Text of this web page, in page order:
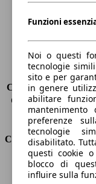
Peso
Sedili
Carico sul
Capacità di traino
Capacità di traino
Volume del
Consumi
Emissioni di CO2*
Consumo (urbano)
Funzioni
Noi o questi
tecnologie
sito e per
in genere
abilitare
preferenze
tecnologie
disabilitato.
questi cookie
blocco di
influire sulla